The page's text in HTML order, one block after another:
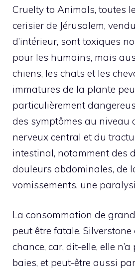
Cruelty to Animals, toutes
cerisier de Jérusalem,
d’intérieur, sont toxiques
pour les humains, mais
chiens, les chats et les
immatures de la plante
particulièrement
des symptômes au niveau
nerveux central et du
intestinal, notamment des
douleurs abdominales, de
vomissements, une
La consommation de
peut être fatale. Silverstone
chance, car, dit-elle, elle
baies, et peut-être aussi